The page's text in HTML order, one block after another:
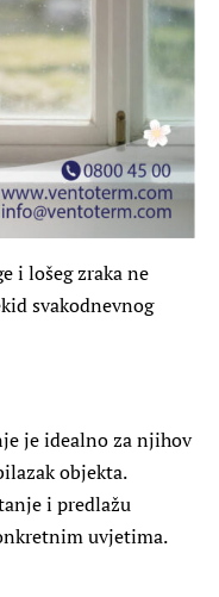
i lošeg zraka ne
svakodnevnog
je idealno za njihov
objekta.
i predlažu
uvjetima.